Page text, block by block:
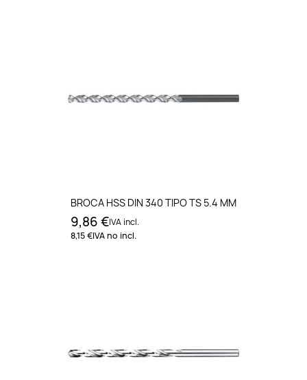
BROCA HSS DIN 340 TIPO TS 5.4 MM
9,86 €IVA incl.
8,15 €IVA no incl.